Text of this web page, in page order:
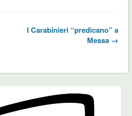
I Carabinieri “predicano” a
Messa →